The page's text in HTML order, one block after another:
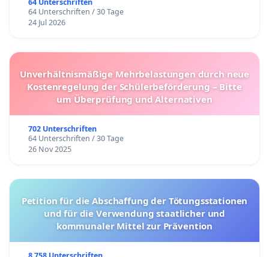
64 Unterschriften
64 Unterschriften / 30 Tage
24 Jul 2026
Unverhältnismäßige Mehrbelastungen durch neue
Kostenregelung der Schülerbeförderung – Bitte
um Überprüfung und Alternativen
702 Unterschriften
64 Unterschriften / 30 Tage
26 Nov 2025
Petition für die Abschaffung der Tötungsstationen
und für die Verwendung staatlicher und
kommunaler Mittel zur Prävention